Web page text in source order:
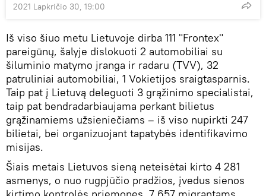
2021 Lapkričio 30, 19:00
Iš viso šiuo metu Lietuvoje dirba 111 "Frontex"
pareigūnų, šalyje dislokuoti 2 automobiliai su
šiluminio matymo įranga ir radaru (TVV), 32
patruliniai automobiliai, 1 Vokietijos sraigtasparnis.
Taip pat į Lietuvą deleguoti 3 grąžinimo specialistai,
taip pat bendradarbiaujama perkant bilietus
grąžinamiems užsieniečiams – iš viso nupirkti 247
bilietai, bei organizuojant tapatybės identifikavimo
misijas.
Šiais metais Lietuvos sieną neteisėtai kirto 4 281
asmenys, o nuo rugpjūčio pradžios, įvedus sienos